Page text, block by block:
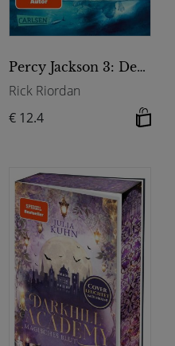
Percy Jackson 3: Der Fluch des Titanen
Rick Riordan
€ 12.4